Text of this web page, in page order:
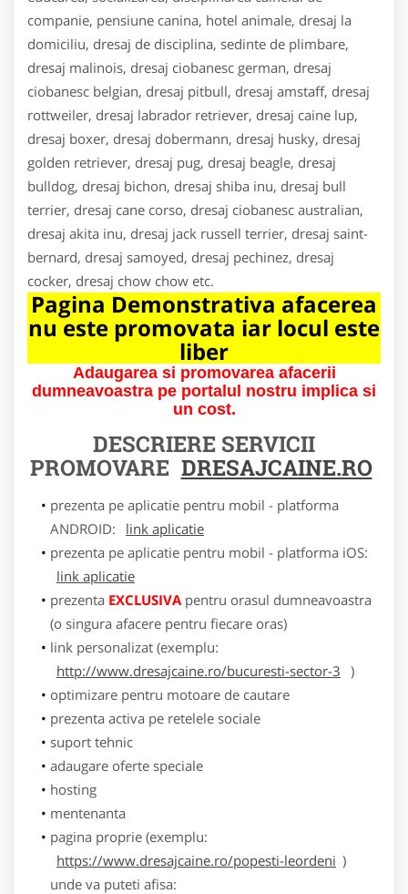
companie, pensiune canina, hotel animale, dresaj la
domiciliu, dresaj de disciplina, sedinte de plimbare,
dresaj malinois, dresaj ciobanesc german, dresaj
ciobanesc belgian, dresaj pitbull, dresaj amstaff, dresaj
rottweiler, dresaj labrador retriever, dresaj caine lup,
dresaj boxer, dresaj dobermann, dresaj husky, dresaj
golden retriever, dresaj pug, dresaj beagle, dresaj
bulldog, dresaj bichon, dresaj shiba inu, dresaj bull
terrier, dresaj cane corso, dresaj ciobanesc australian,
dresaj akita inu, dresaj jack russell terrier, dresaj saint-
bernard, dresaj samoyed, dresaj pechinez, dresaj
cocker, dresaj chow chow etc.
Pagina Demonstrativa afacerea
nu este promovata iar locul este
liber
Adaugarea si promovarea afacerii
dumneavoastra pe portalul nostru implica si
un cost.
DESCRIERE SERVICII
PROMOVARE DRESAJCAINE.RO
prezenta pe aplicatie pentru mobil - platforma
ANDROID:
link aplicatie
prezenta pe aplicatie pentru mobil - platforma iOS:
link aplicatie
prezenta EXCLUSIVApentru orasul dumneavoastra
(o singura afacere pentru fiecare oras)
link personalizat (exemplu:
http://www.dresajcaine.ro/bucuresti-sector-3 )
optimizare pentru motoare de cautare
prezenta activa pe retelele sociale
suport tehnic
adaugare oferte speciale
hosting
mentenanta
pagina proprie (exemplu:
https://www.dresajcaine.ro/popesti-leordeni )
unde va puteti afisa: